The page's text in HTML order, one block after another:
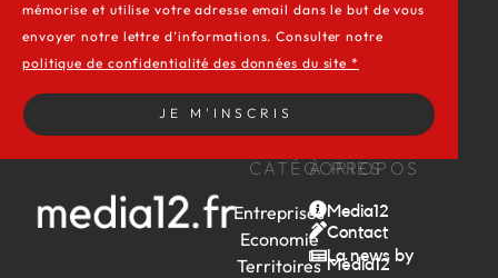
CATÉGORIES
Entreprises
Economie
Territoires
À PROPOS
Media12
Contact
La news by
Média12
mémorise et utilise votre adresse email dans le but de vous
envoyer notre lettre d’informations. Consulter notre
politique de confidentialité des données du site *
JE M'INSCRIS